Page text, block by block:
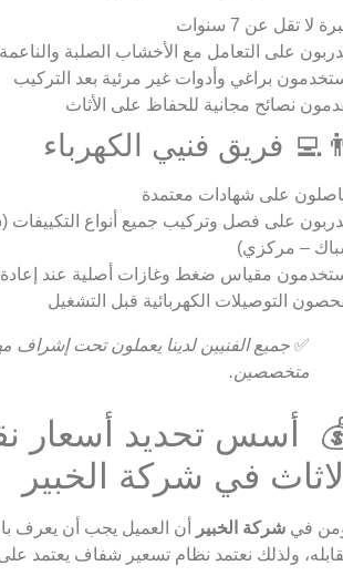
لا تقل عن 7 سنوات
على التعامل مع الأخشاب الصلبة والناعمة
براغي وأدوات غير مرئية بعد التركيب
نصائح مجانية للحفاظ على الأثاث
فريق فنيي الكهرباء
على شهادات معتمدة
على فصل وتركيب جميع أنواع التكييفات
– مركزي)
مقياس ضغط وغازات أصلية عند إعادة
التوصيلات الكهربائية قبل التشغيل
✅ جميع الفنيين لدينا يعملون تحت إشراف
متخصصين.
أسس تحديد أسعار
في شركة الخبير
في شركة الخبير
أن العميل يجب أن يعرف
ولذلك نعتمد نظام تسعير شفاف يعتمد